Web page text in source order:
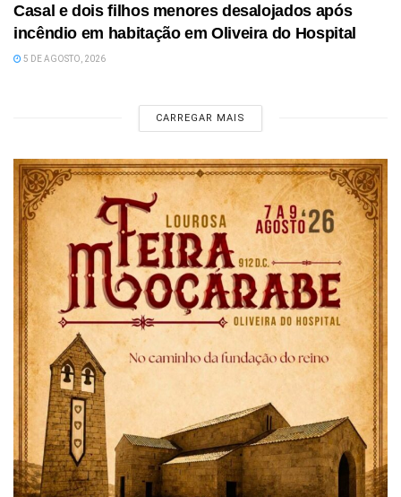
Casal e dois filhos menores desalojados após
incêndio em habitação em Oliveira do Hospital
5 DE AGOSTO, 2026
CARREGAR MAIS